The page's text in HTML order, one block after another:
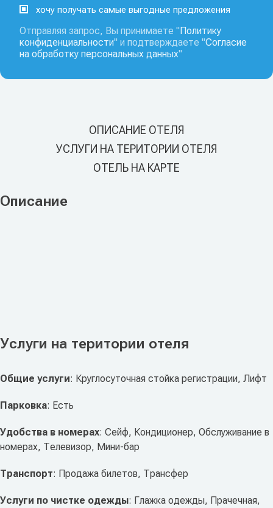
хочу получать самые выгодные предложения
Отправляя запрос, Вы принимаете " Политику
конфиденциальности" и подтверждаете "Согласие
на обработку персональных данных"
ОПИСАНИЕ ОТЕЛЯ
УСЛУГИ НА ТЕРИТОРИИ ОТЕЛЯ
ОТЕЛЬ НА КАРТЕ
Описание
Услуги на територии отеля
Общие услуги: Круглосуточная стойка регистрации, Лифт
Парковка: Есть
Удобства в номерах: Сейф, Кондиционер, Обслуживание в
номерах, Телевизор, Мини-бар
Транспорт: Продажа билетов, Трансфер
Услуги по чистке одежды: Глажка одежды, Прачечная,